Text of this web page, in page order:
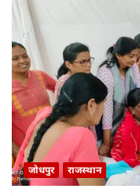
जोधपुर राजस्थान